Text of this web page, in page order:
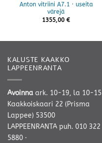
Anton vitriini A7.1 · useita
värejä
1355,00 €
KALUSTE KAAKKO
LAPPEENRANTA
Avoinna ark. 10-19, la 10-15
Kaakkoiskaari 22 (Prisma
Lappee) 53500
LAPPEENRANTA puh. 010 322
5880 ·